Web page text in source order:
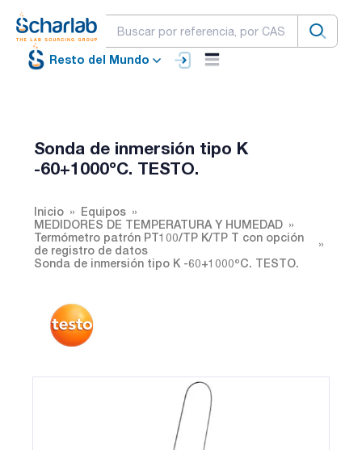
Resto del Mundo
Sonda de inmersión tipo K
-60+1000ºC. TESTO.
Inicio
Equipos
MEDIDORES DE TEMPERATURA Y HUMEDAD
Termómetro patrón PT100/TP K/TP T con opción
de registro de datos
Sonda de inmersión tipo K -60+1000ºC. TESTO.